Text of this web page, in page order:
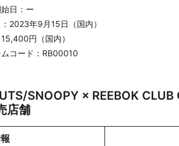
日：ー
2023年9月15日（国内）
円（国内）
コード：RB00010
SNOOPY × REEBOK
店舗